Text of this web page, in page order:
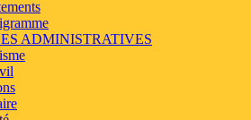
ADMINISTRATIVES